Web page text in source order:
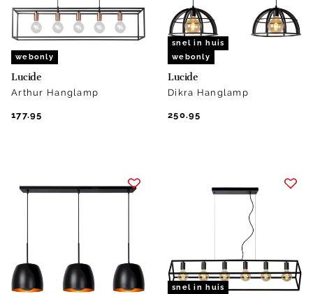
webonly
Lucide
Arthur Hanglamp
177.95
snel in huis
webonly
Lucide
Dikra Hanglamp
250.95
snel in huis